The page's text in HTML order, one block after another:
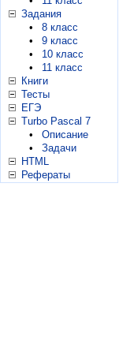
Задания
•
8 класс
•
9 класс
•
10 класс
•
11 класс
Книги
Тесты
ЕГЭ
Turbo Pascal 7
•
Описание
•
Задачи
HTML
Рефераты